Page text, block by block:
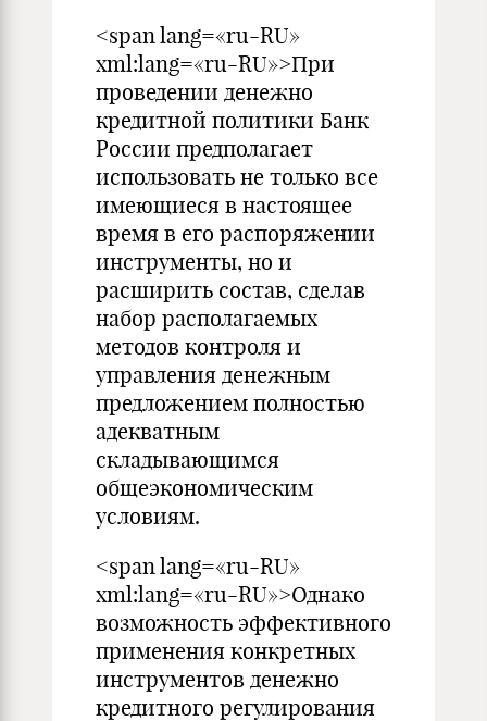
<span lang=«ru-RU»
xml:lang=«ru-RU»>При
проведении денежно
кредитной политики Банк
России предполагает
использовать не только все
имеющиеся в настоящее
время в его распоряжении
инструменты, но и
расширить состав, сделав
набор располагаемых
методов контроля и
управления денежным
предложением полностью
адекватным
складывающимся
общеэкономическим
условиям.
<span lang=«ru-RU»
xml:lang=«ru-RU»>Однако
возможность эффективного
применения конкретных
инструментов денежно
кредитного регулирования